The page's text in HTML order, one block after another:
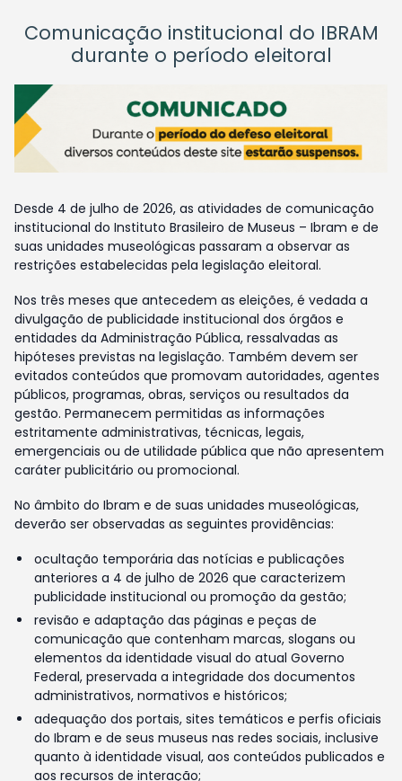
Comunicação institucional do IBRAM
durante o período eleitoral
Desde 4 de julho de 2026, as atividades de comunicação
institucional do Instituto Brasileiro de Museus – Ibram e de
suas unidades museológicas passaram a observar as
restrições estabelecidas pela legislação eleitoral.
Nos três meses que antecedem as eleições, é vedada a
divulgação de publicidade institucional dos órgãos e
entidades da Administração Pública, ressalvadas as
hipóteses previstas na legislação. Também devem ser
evitados conteúdos que promovam autoridades, agentes
públicos, programas, obras, serviços ou resultados da
gestão. Permanecem permitidas as informações
estritamente administrativas, técnicas, legais,
emergenciais ou de utilidade pública que não apresentem
caráter publicitário ou promocional.
No âmbito do Ibram e de suas unidades museológicas,
deverão ser observadas as seguintes providências:
ocultação temporária das notícias e publicações
anteriores a 4 de julho de 2026 que caracterizem
publicidade institucional ou promoção da gestão;
revisão e adaptação das páginas e peças de
comunicação que contenham marcas, slogans ou
elementos da identidade visual do atual Governo
Federal, preservada a integridade dos documentos
administrativos, normativos e históricos;
adequação dos portais, sites temáticos e perfis oficiais
do Ibram e de seus museus nas redes sociais, inclusive
quanto à identidade visual, aos conteúdos publicados e
aos recursos de interação;